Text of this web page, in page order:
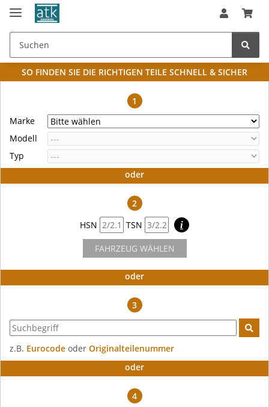
SO FINDEN SIE DIE RICHTIGEN TEILE SCHNELL & SICHER
1
Marke
Modell
Typ
oder
2
HSN
TSN i
FAHRZEUG WÄHLEN
oder
3
z.B. Eurocode oder Originalteilenummer
oder
4